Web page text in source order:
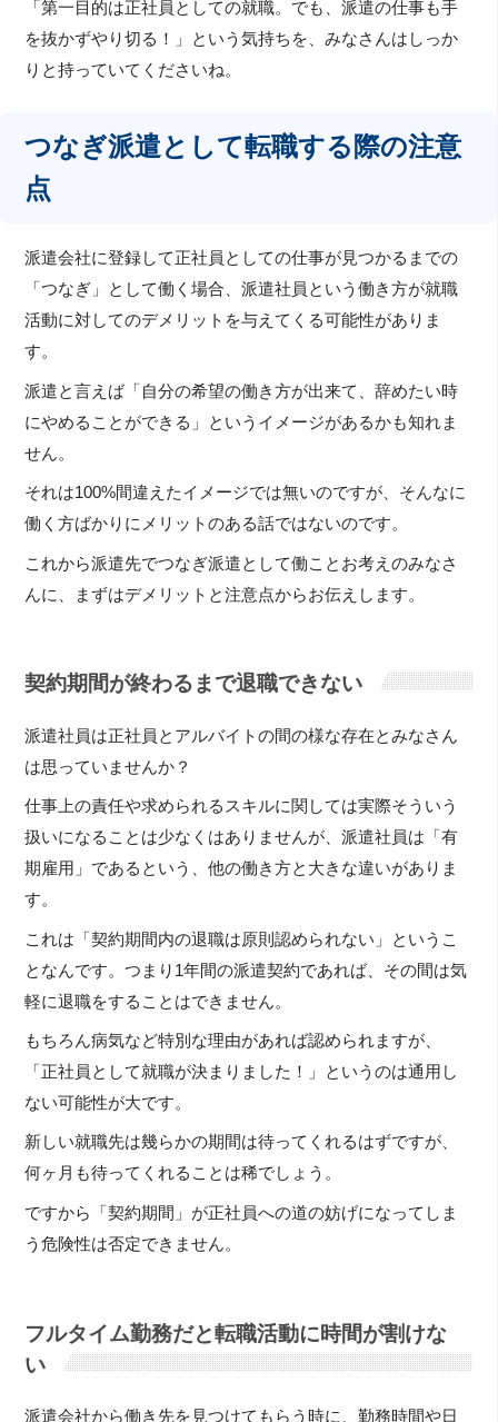
「第一目的は正社員としての就職。でも、派遣の仕事も手
を抜かずやり切る！」という気持ちを、みなさんはしっか
りと持っていてくださいね。
つなぎ派遣として転職する際の注意
点
派遣会社に登録して正社員としての仕事が見つかるまでの
「つなぎ」として働く場合、派遣社員という働き方が就職
活動に対してのデメリットを与えてくる可能性がありま
す。
派遣と言えば「自分の希望の働き方が出来て、辞めたい時
にやめることができる」というイメージがあるかも知れま
せん。
それは100%間違えたイメージでは無いのですが、そんなに
働く方ばかりにメリットのある話ではないのです。
これから派遣先でつなぎ派遣として働ことお考えのみなさ
んに、まずはデメリットと注意点からお伝えします。
契約期間が終わるまで退職できない
派遣社員は正社員とアルバイトの間の様な存在とみなさん
は思っていませんか？
仕事上の責任や求められるスキルに関しては実際そういう
扱いになることは少なくはありませんが、派遣社員は「有
期雇用」であるという、他の働き方と大きな違いがありま
す。
これは「契約期間内の退職は原則認められない」というこ
となんです。つまり1年間の派遣契約であれば、その間は気
軽に退職をすることはできません。
もちろん病気など特別な理由があれば認められますが、
「正社員として就職が決まりました！」というのは通用し
ない可能性が大です。
新しい就職先は幾らかの期間は待ってくれるはずですが、
何ヶ月も待ってくれることは稀でしょう。
ですから「契約期間」が正社員への道の妨げになってしま
う危険性は否定できません。
フルタイム勤務だと転職活動に時間が割けな
い
派遣会社から働き先を見つけてもらう時に、勤務時間や日